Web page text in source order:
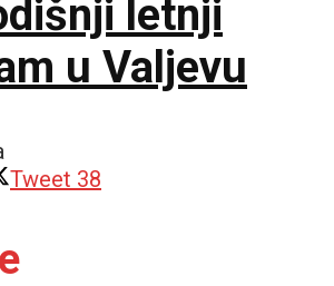
letnji
u Valjevu
Tweet 38